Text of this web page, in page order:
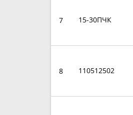
7 15-30ПЧК
8 110512502